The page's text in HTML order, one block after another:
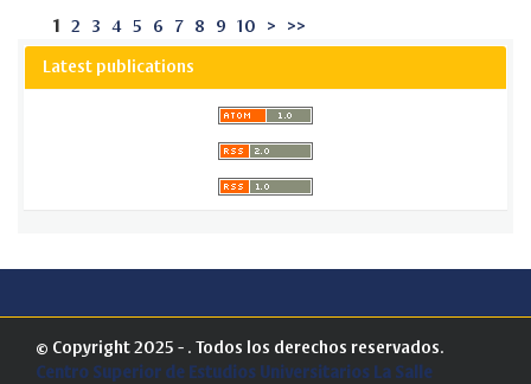
1 2 3 4 5 6 7 8 9 10 > >>
Latest publications
© Copyright 2025 - . Todos los derechos reservados.
Centro Superior de Estudios Universitarios La Salle